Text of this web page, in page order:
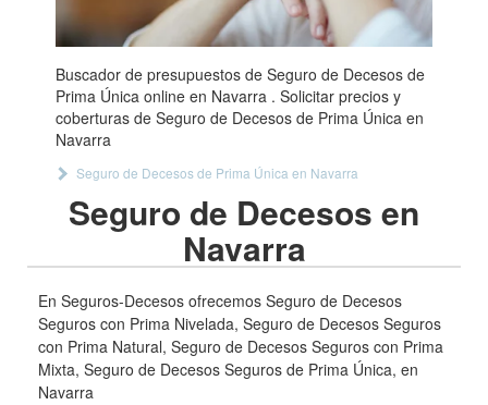
Buscador de presupuestos de Seguro de Decesos de
Prima Única online en Navarra . Solicitar precios y
coberturas de Seguro de Decesos de Prima Única en
Navarra
Seguro de Decesos de Prima Única en Navarra
Seguro de Decesos en
Navarra
En Seguros-Decesos ofrecemos Seguro de Decesos
Seguros con Prima Nivelada, Seguro de Decesos Seguros
con Prima Natural, Seguro de Decesos Seguros con Prima
Mixta, Seguro de Decesos Seguros de Prima Única, en
Navarra